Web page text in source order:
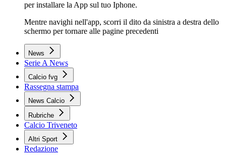
per installare la App sul tuo Iphone.
Mentre navighi nell'app, scorri il dito da sinistra a destra dello
schermo per tornare alle pagine precedenti
News
Serie A News
Calcio fvg
Rassegna stampa
News Calcio
Rubriche
Calcio Triveneto
Altri Sport
Redazione